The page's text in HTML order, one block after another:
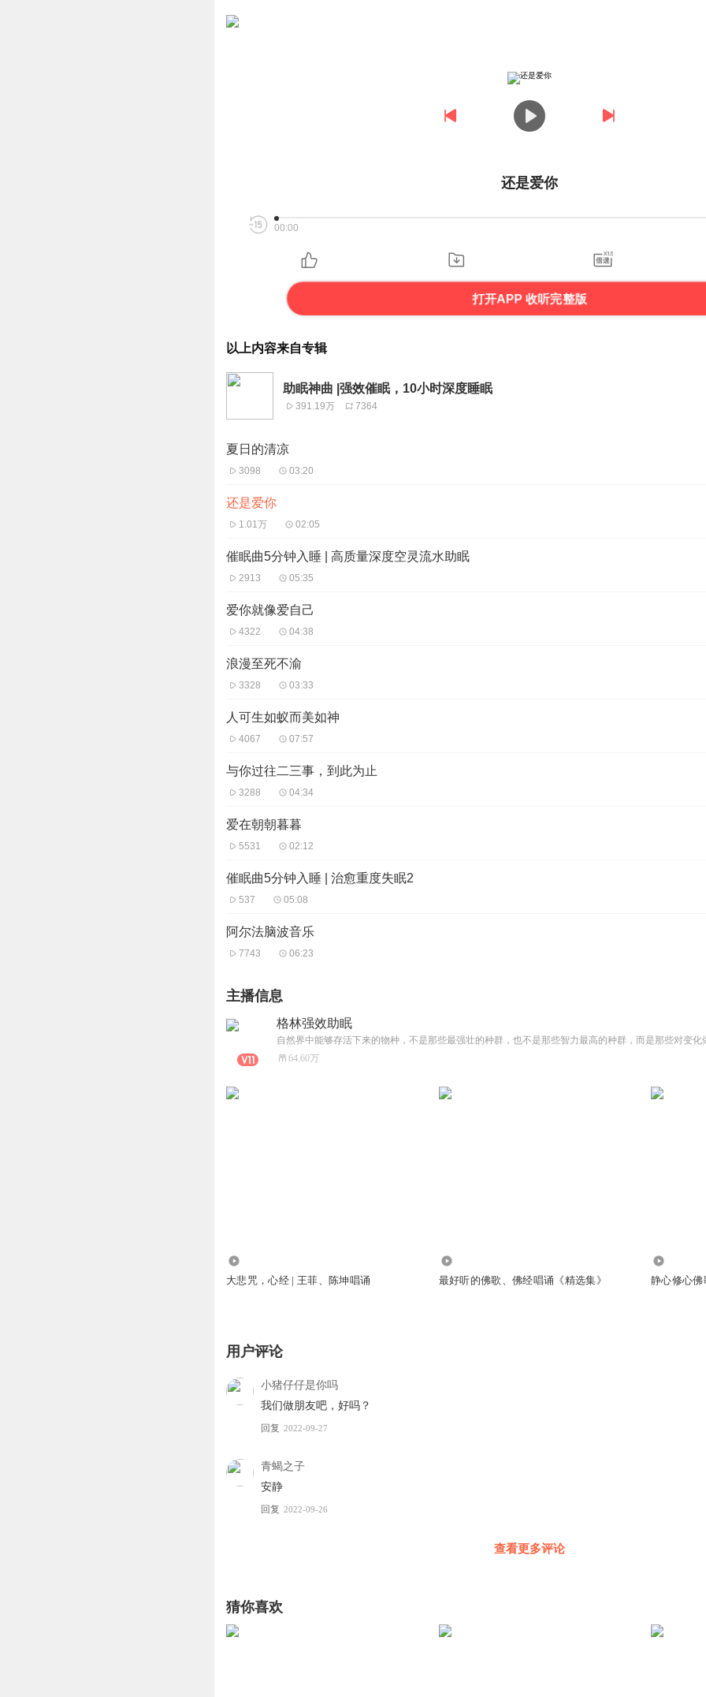
还是爱你
00:00
打开APP 收听完整版
以上内容来自专辑
助眠神曲 |强效催眠，10小时深度睡眠
391.19万 7364
夏日的清凉
3098 03:20
还是爱你
1.01万 02:05
催眠曲5分钟入睡 | 高质量深度空灵流水助眠
2913 05:35
爱你就像爱自己
4322 04:38
浪漫至死不渝
3328 03:33
人可生如蚁而美如神
4067 07:57
与你过往二三事，到此为止
3288 04:34
爱在朝朝暮暮
5531 02:12
催眠曲5分钟入睡 | 治愈重度失眠2
537 05:08
阿尔法脑波音乐
7743 06:23
主播信息
格林强效助眠
64.60万
大悲咒，心经 | 王菲、陈坤唱诵 最好听的佛歌、佛经唱诵《精选集》 静心修心佛
用户评论
小猪仔仔是你吗
我们做朋友吧，好吗？
回复 2022-09-27
青蝎之子
安静
回复 2022-09-26
查看更多评论
猜你喜欢